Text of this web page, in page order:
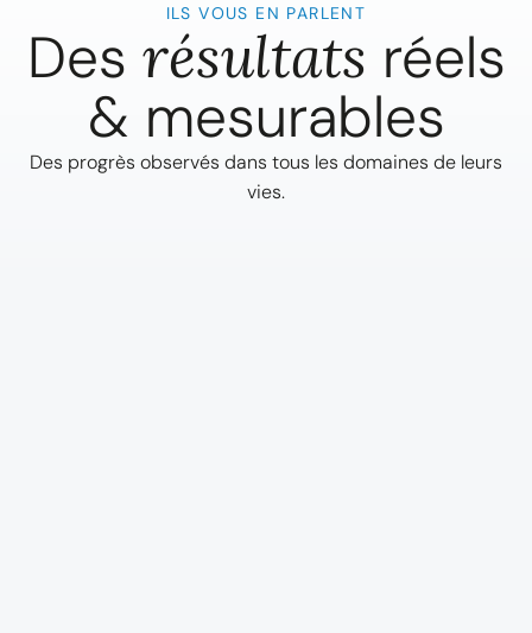
ILS VOUS EN PARLENT
Des résultats réels
& mesurables
Des progrès observés dans tous les domaines de leurs
vies.